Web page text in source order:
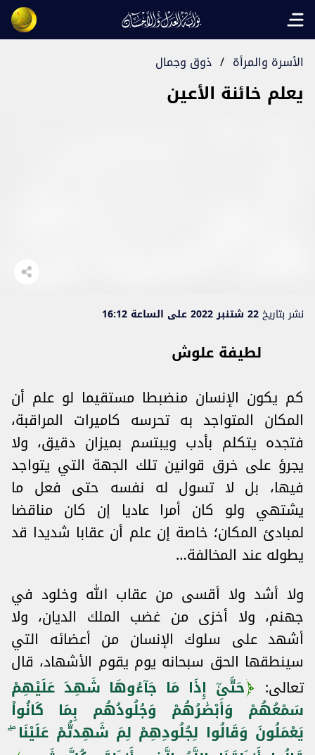
Open main menu
الأسرة والمرأة / ذوق وجمال
يعلم خائنة الأعين
نشر بتاريخ22 شتنبر 2022 على الساعة 16:12
لطيفة علوش
كم يكون الإنسان منضبطا مستقيما لو علم أن
المكان المتواجد به تحرسه كاميرات المراقبة،
فتجده يتكلم بأدب ويبتسم بميزان دقيق، ولا
يجرؤ على خرق قوانين تلك الجهة التي يتواجد
فيها، بل لا تسول له نفسه حتى فعل ما
يشتهي ولو كان أمرا عاديا إن كان مناقضا
لمبادئ المكان؛ خاصة إن علم أن عقابا شديدا قد
يطوله عند المخالفة…
ولا أشد ولا أقسى من عقاب الله وخلود في
جهنم، ولا أخزى من غضب الملك الديان، ولا
أشهد على سلوك الإنسان من أعضائه التي
سينطقها الحق سبحانه يوم يقوم الأشهاد، قال
تعالى:
حَتَّىٰٓ إِذَا مَا جَآءُوهَا شَهِدَ عَلَيْهِمْ
سَمْعُهُمْ وَأَبْصَٰرُهُمْ وَجُلُودُهُم بِمَا كَانُواْ
يَعْمَلُونَ وَقَالُوا لِجُلُودِهِمْ لِمَ شَهِدتُّمْ عَلَيْنَا ۖ